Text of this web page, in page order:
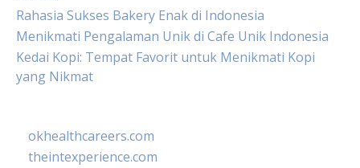
Rahasia Sukses Bakery Enak di Indonesia
Menikmati Pengalaman Unik di Cafe Unik Indonesia
Kedai Kopi: Tempat Favorit untuk Menikmati Kopi
yang Nikmat
okhealthcareers.com
theintexperience.com